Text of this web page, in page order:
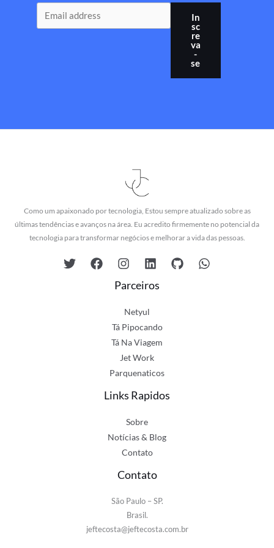
In
sc
re
va
-
se
Como um apaixonado por tecnologia, Estou sempre atualizado sobre as
últimas tendências e avanços na área. Eu acredito firmemente no potencial da
tecnologia para transformar negócios e melhorar a vida das pessoas.
Parceiros
Netyul
Tá Pipocando
Tá Na Viagem
Jet Work
Parquenaticos
Links Rapidos
Sobre
Notícias & Blog
Contato
Contato
São Paulo – SP.
Brasil.
jeftecosta@jeftecosta.com.br